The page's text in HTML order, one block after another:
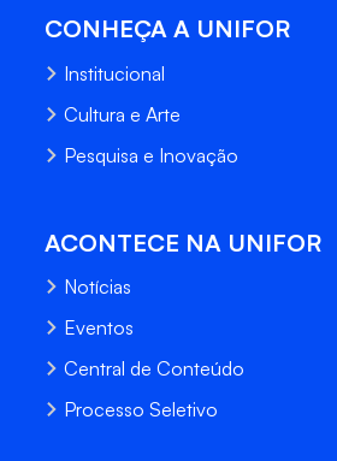
CONHEÇA A UNIFOR
Institucional
Cultura e Arte
Pesquisa e Inovação
ACONTECE NA UNIFOR
Notícias
Eventos
Central de Conteúdo
Processo Seletivo